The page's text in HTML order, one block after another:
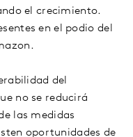
el crecimiento.
en el podio del
del
no se reducirá
las medidas
oportunidades de